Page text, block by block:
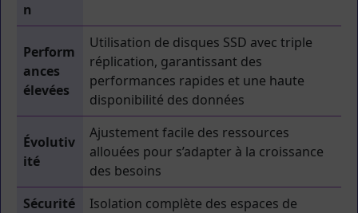
n
Perform
ances
élevées
Utilisation de disques SSD avec triple
réplication, garantissant des
performances rapides et une haute
disponibilité des données
Évolutiv
ité
Ajustement facile des ressources
allouées pour s’adapter à la croissance
des besoins
Sécurité
Isolation complète des espaces de